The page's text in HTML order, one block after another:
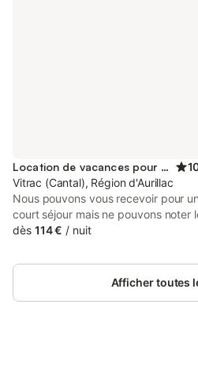
Location de vacances pour 5 personnes
Vitrac (Cantal), Région d'Aurillac
Nous pouvons vous recevoir pour un
court séjour mais ne pouvons noter
tarifs exacts sur ce site, nous vous
poussant la porte de votre gîte 'la
d'Odette et Daniel' vous pénétrez
dès 114 € / nuit
Afficher toutes